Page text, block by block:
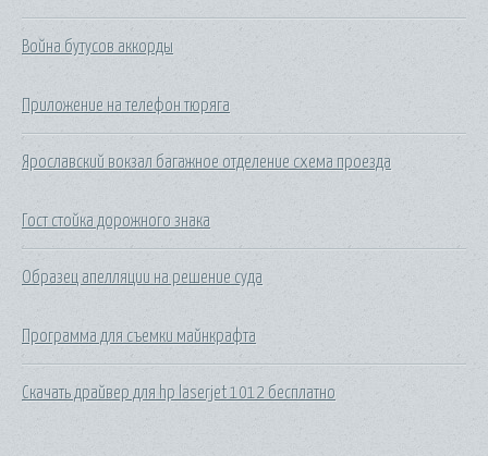
Война бутусов аккорды
Приложение на телефон тюряга
Ярославский вокзал багажное отделение схема проезда
Гост стойка дорожного знака
Образец апелляции на решение суда
Программа для съемки майнкрафта
Скачать драйвер для hp laserjet 1012 бесплатно